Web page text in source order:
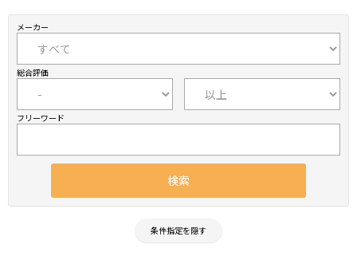
メーカー
総合評価
フリーワード
条件指定を隠す